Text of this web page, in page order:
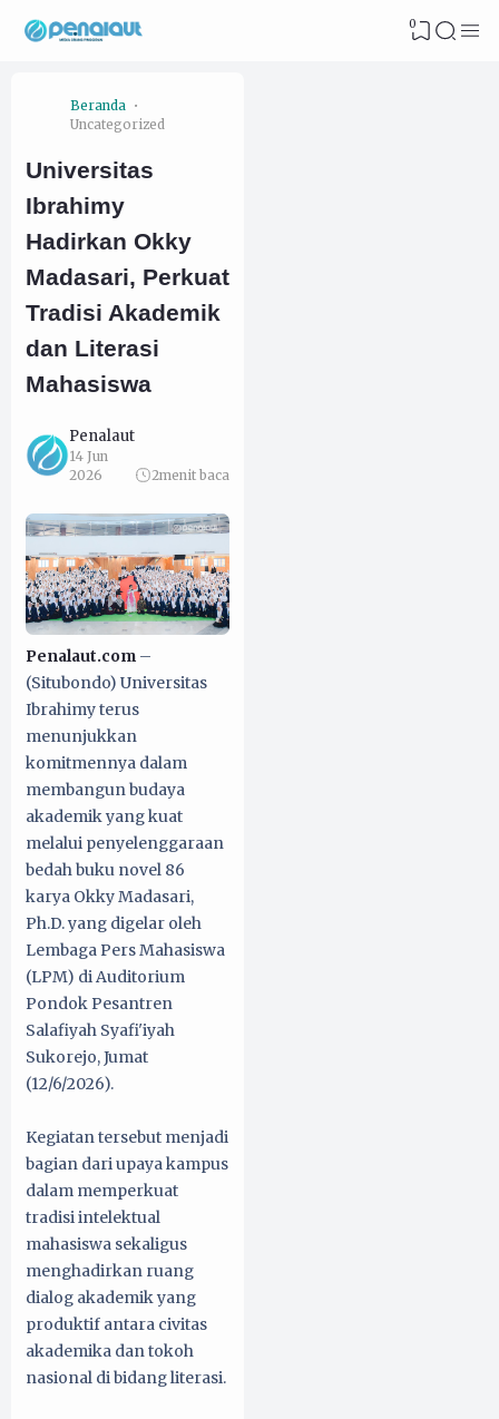
0
Beranda
Uncategorized
Universitas
Ibrahimy
Hadirkan Okky
Madasari, Perkuat
Tradisi Akademik
dan Literasi
Mahasiswa
Penalaut
14 Jun
2026
2menit baca
Penalaut.com –
(Situbondo) Universitas
Ibrahimy terus
menunjukkan
komitmennya dalam
membangun budaya
akademik yang kuat
melalui penyelenggaraan
bedah buku novel 86
karya Okky Madasari,
Ph.D. yang digelar oleh
Lembaga Pers Mahasiswa
(LPM) di Auditorium
Pondok Pesantren
Salafiyah Syafi'iyah
Sukorejo, Jumat
(12/6/2026).
Kegiatan tersebut menjadi
bagian dari upaya kampus
dalam memperkuat
tradisi intelektual
mahasiswa sekaligus
menghadirkan ruang
dialog akademik yang
produktif antara civitas
akademika dan tokoh
nasional di bidang literasi.